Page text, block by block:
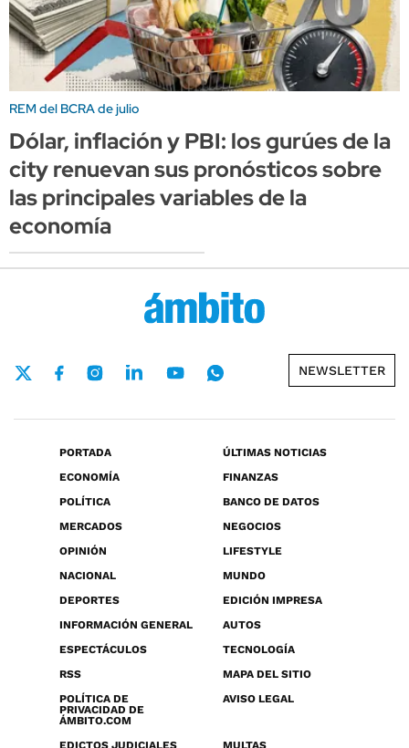
REM del BCRA de julio
Dólar, inflación y PBI: los gurúes de la
city renuevan sus pronósticos sobre
las principales variables de la
economía
NEWSLETTER
PORTADA
ÚLTIMAS NOTICIAS
ECONOMÍA
FINANZAS
POLÍTICA
BANCO DE DATOS
MERCADOS
NEGOCIOS
OPINIÓN
LIFESTYLE
NACIONAL
MUNDO
DEPORTES
EDICIÓN IMPRESA
INFORMACIÓN GENERAL
AUTOS
ESPECTÁCULOS
TECNOLOGÍA
RSS
MAPA DEL SITIO
POLÍTICA DE
PRIVACIDAD DE
ÁMBITO.COM
AVISO LEGAL